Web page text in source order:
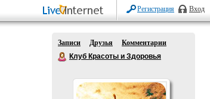
Регистрация Вход
Записи Друзья
Комментарии
Клуб Красоты и Здоровья